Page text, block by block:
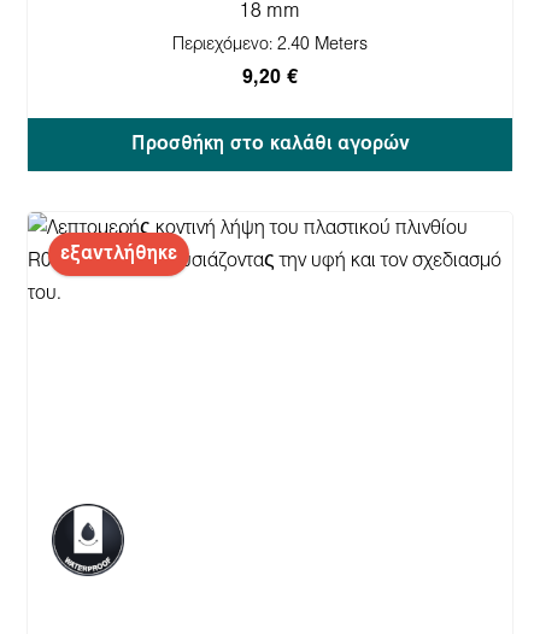
18 mm
Περιεχόμενο: 2.40 Meters
9,20 €
Προσθήκη στο καλάθι αγορών
εξαντλήθηκε